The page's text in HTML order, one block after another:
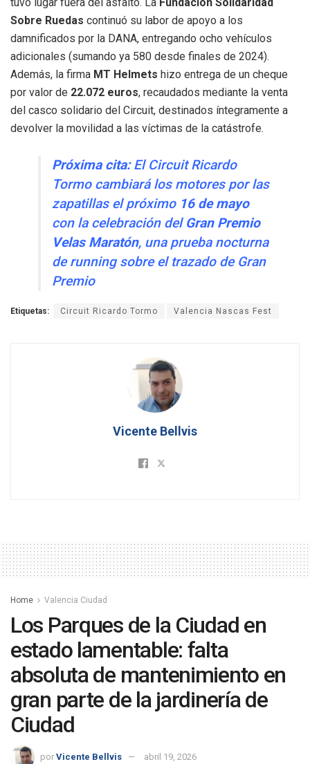
Sobre Ruedas continuó su labor de apoyo a los
damnificados por la DANA, entregando ocho vehículos
adicionales (sumando ya 580 desde finales de 2024).
Además, la firma MT Helmets hizo entrega de un cheque
por valor de 22.072 euros, recaudados mediante la venta
del casco solidario del Circuit, destinados íntegramente a
devolver la movilidad a las víctimas de la catástrofe.
Próxima cita:El Circuit Ricardo
Tormo cambiará los motores por las
zapatillas el próximo 16 de mayo
con la celebración del Gran Premio
Velas Maratón, una prueba nocturna
de running sobre el trazado de Gran
Premio
Etiquetas: Circuit Ricardo Tormo Valencia Nascas Fest
Vicente Bellvis
Home Valencia Ciudad
Los Parques de la Ciudad en
estado lamentable: falta
absoluta de mantenimiento en
gran parte de la jardinería de
Ciudad
por Vicente Bellvis abril 19, 2026